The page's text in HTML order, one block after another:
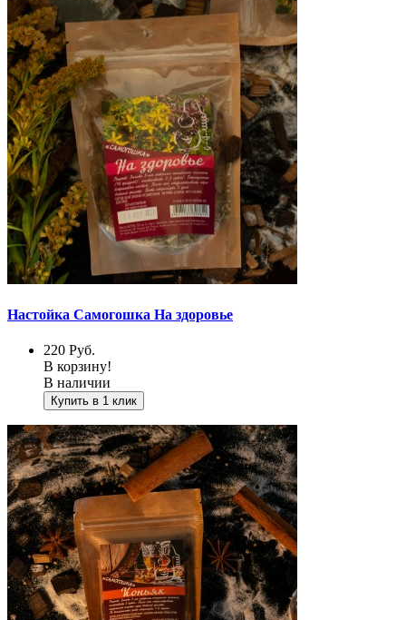
Настойка Самогошка На здоровье
220 Руб.
В корзину!
В наличии
Купить в 1 клик